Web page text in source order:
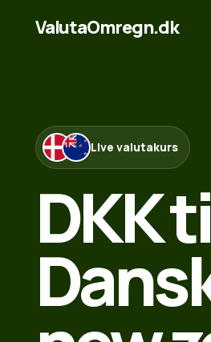
ValutaOmregn.dk
Live valutakurs
DKK